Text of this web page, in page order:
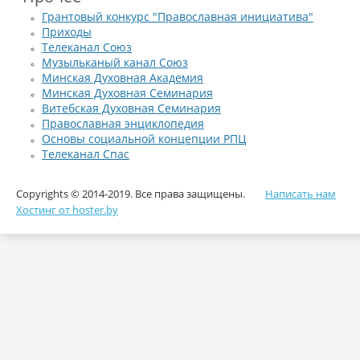
Грантовый конкурс "Православная инициатива"
Приходы
Телеканал Союз
Музыльканый канал Союз
Минская Духовная Академия
Минская Духовная Семинария
Витебская Духовная Семинария
Православная энциклопедия
Основы социальной концепции РПЦ
Телеканал Спас
Copyrights © 2014-2019. Все права защищены.
Хостинг от hoster.by
Написать нам